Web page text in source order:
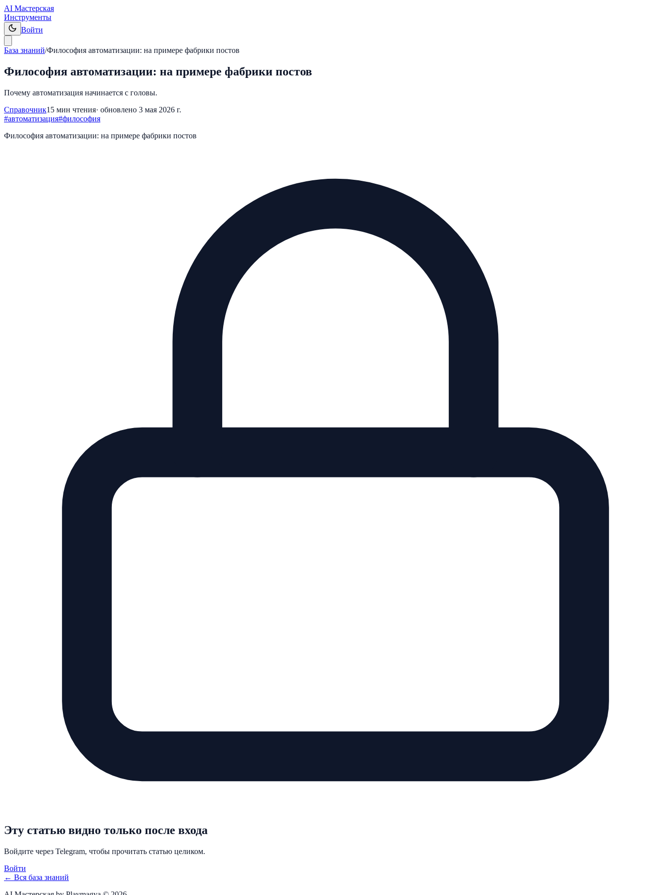
AI Мастерская
Инструменты
Войти
База знаний/Философия автоматизации: на примере фабрики постов
Философия автоматизации: на примере фабрики постов
Почему автоматизация начинается с головы.
Справочник15 мин чтения· обновлено 3 мая 2026 г.
#автоматизация#философия
Философия автоматизации: на примере фабрики постов
Эту статью видно только после входа
Войдите через Telegram, чтобы прочитать статью целиком.
Войти
← Вся база знаний